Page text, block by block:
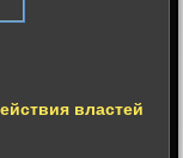
властей